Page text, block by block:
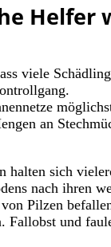
Helfer
viele
an
halten sich
nach ihren
Pilzen
Fallobst und